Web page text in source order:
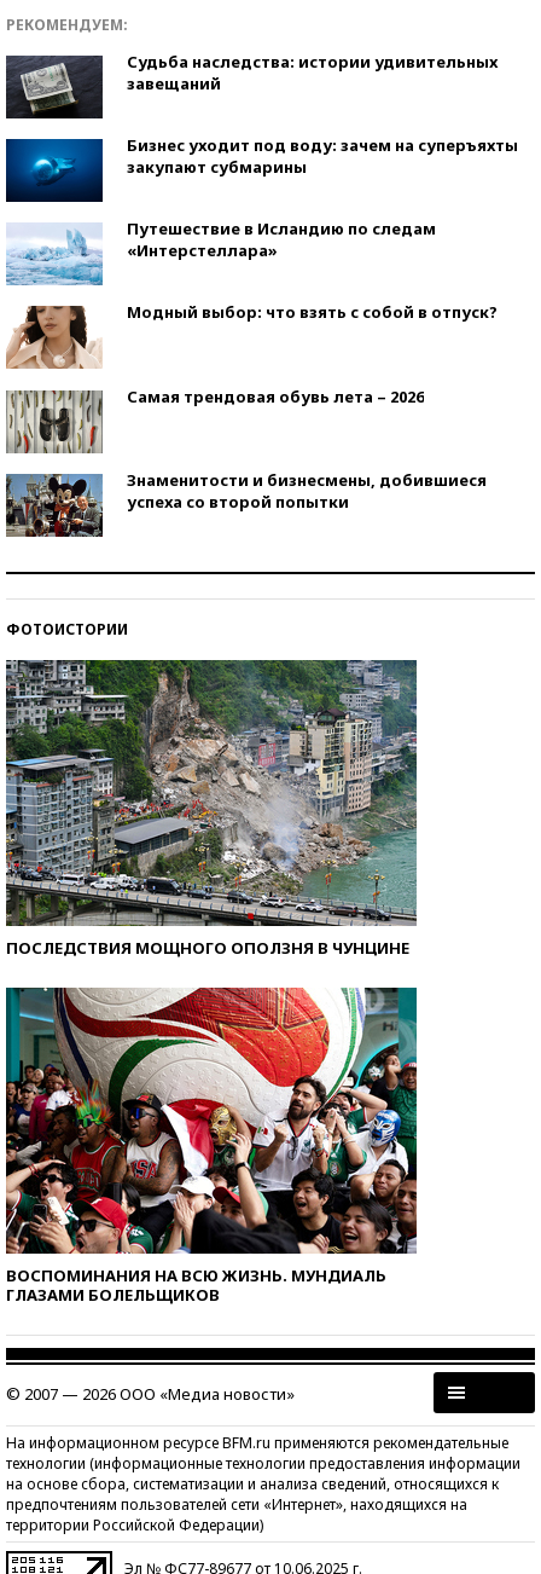
РЕКОМЕНДУЕМ:
Судьба наследства: истории удивительных
завещаний
Бизнес уходит под воду: зачем на суперъяхты
закупают субмарины
Путешествие в Исландию по следам
«Интерстеллара»
Модный выбор: что взять с собой в отпуск?
Самая трендовая обувь лета – 2026
Знаменитости и бизнесмены, добившиеся
успеха со второй попытки
ФОТОИСТОРИИ
ПОСЛЕДСТВИЯ МОЩНОГО ОПОЛЗНЯ В ЧУНЦИНЕ
ВОСПОМИНАНИЯ НА ВСЮ ЖИЗНЬ. МУНДИАЛЬ
ГЛАЗАМИ БОЛЕЛЬЩИКОВ
© 2007 — 2026 ООО «Медиа новости»
На информационном ресурсе BFM.ru применяются рекомендательные
технологии (информационные технологии предоставления информации
на основе сбора, систематизации и анализа сведений, относящихся к
предпочтениям пользователей сети «Интернет», находящихся на
территории Российской Федерации)
Эл № ФС77-89677 от 10.06.2025 г.